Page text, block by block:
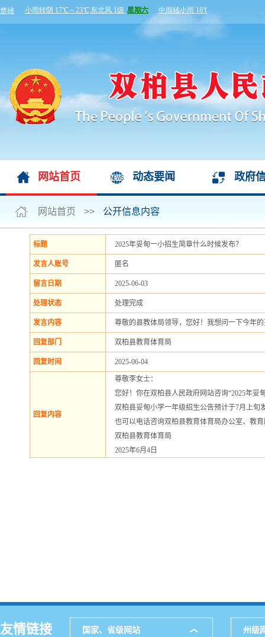
网站首页 动态要闻 政府
网站首页 >> 公开信息内容
标题 2025年妥甸一小招生简章什么时候发布？
发言人账号 匿名
留言日期 2025-06-03
处理状态 处理完成
发言内容 尊敬的县教体局领导，您好！我想问一下今年
回复部门 双柏县教育体育局
回复时间 2025-06-04
回复内容
尊敬李女士：
您好！你在双柏县人民政府网站咨询“2025年
双柏县妥甸小学一年级招生公告预计于7月上
也可以电话咨询双柏县教育体育局办公室、教
双柏县教育体育局
2025年6月4日
友情链接 国家、省级网站 州级